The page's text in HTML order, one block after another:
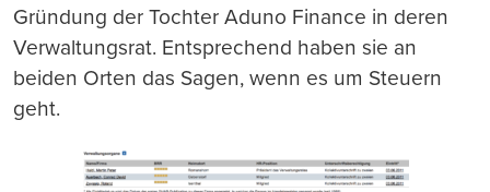
Gründung der Tochter Aduno Finance in deren
Verwaltungsrat. Entsprechend haben sie an
beiden Orten das Sagen, wenn es um Steuern
geht.